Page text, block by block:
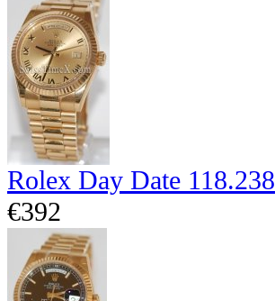
Rolex Day Date 118.238
€392